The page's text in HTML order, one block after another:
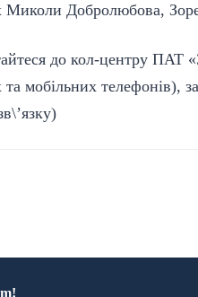
Миколи Добролюбова,
до кол-центру ПАТ
та мобільних телефонів),